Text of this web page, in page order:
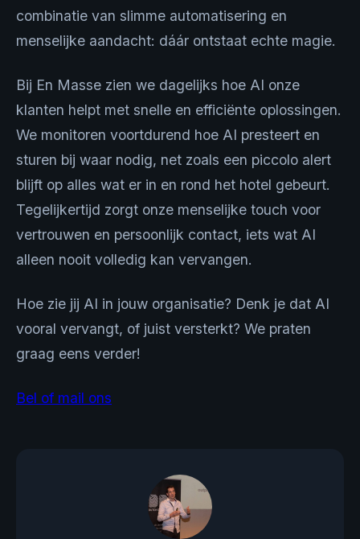
combinatie van slimme automatisering en
menselijke aandacht: dáár ontstaat echte magie.
Bij En Masse zien we dagelijks hoe AI onze
klanten helpt met snelle en efficiënte oplossingen.
We monitoren voortdurend hoe AI presteert en
sturen bij waar nodig, net zoals een piccolo alert
blijft op alles wat er in en rond het hotel gebeurt.
Tegelijkertijd zorgt onze menselijke touch voor
vertrouwen en persoonlijk contact, iets wat AI
alleen nooit volledig kan vervangen.
Hoe zie jij AI in jouw organisatie? Denk je dat AI
vooral vervangt, of juist versterkt? We praten
graag eens verder!
Bel of mail ons